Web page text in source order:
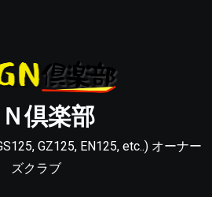
倶楽部
GZ125, EN125, etc..) オーナー
ズクラブ